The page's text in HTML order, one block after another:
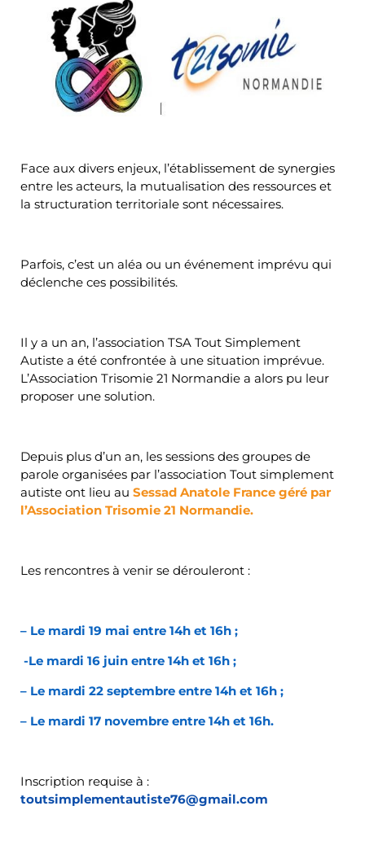
Face aux divers enjeux, l’établissement de synergies
entre les acteurs, la mutualisation des ressources et
la structuration territoriale sont nécessaires.
Parfois, c’est un aléa ou un événement imprévu qui
déclenche ces possibilités.
Il y a un an, l’association TSA Tout Simplement
Autiste a été confrontée à une situation imprévue.
L’Association Trisomie 21 Normandie a alors pu leur
proposer une solution.
Depuis plus d’un an, les sessions des groupes de
parole organisées par l’association Tout simplement
autiste ont lieu au Sessad Anatole France géré par
l’Association Trisomie 21 Normandie.
Les rencontres à venir se dérouleront :
– Le mardi 19 mai entre 14h et 16h ;
-Le mardi 16 juin entre 14h et 16h ;
– Le mardi 22 septembre entre 14h et 16h ;
– Le mardi 17 novembre entre 14h et 16h.
Inscription requise à :
toutsimplementautiste76@gmail.com